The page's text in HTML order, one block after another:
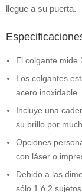
llegue a su puerta.
El colgante mide
Los colgantes
acero inoxidable
Incluye una
su brillo por
Opciones
con láser o
Debido a las
sólo 1 ó 2